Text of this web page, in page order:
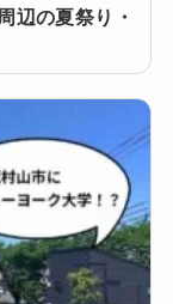
辺の夏祭り・